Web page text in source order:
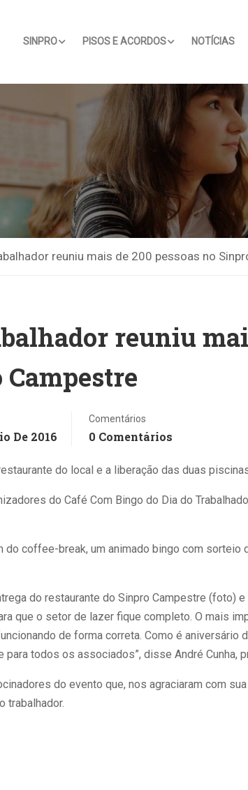
SINPRO PISOS E ACORDOS NOTÍCIAS
reuniu mais de 200 pessoas no
reuniu
De 2016
Comentários
0 Comentários
do local e a liberação das duas
do Café Com Bingo do Dia do
coffee-break, um animado bingo com sorteio
do restaurante do Sinpro Campestre (foto)
que o setor de lazer fique completo. O mais
de forma correta. Como é aniversário
todos os associados”, disse André Cunha,
do evento que, nos agraciaram com
trabalhador.
'Antes Elize Do Que
Aluna De Direito
Casos Matsunaga E
'Antes Elize do que Eliza'
viraliza nas redes Talvez
Vírgula Virou
Polêmica Sobre A
Pontuação; vírgula;
travessão; ponto final;
reticências; aspas
Reprodução Depois